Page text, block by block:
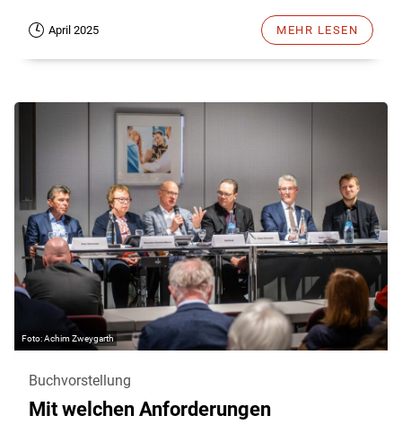
April 2025 MEHR LESEN
Achim Zweygarth
Buchvorstellung
Mit welchen Anforderungen